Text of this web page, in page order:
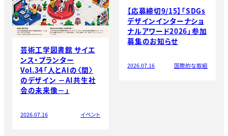
芸術工学図書館 サイエ
ンス・プランター
Vol.34「人とAIの〈間〉
のデザイン －AI共生社
会の未来像－」
2026.07.16 イベント
【応募締切9/15】「SDGs
デザインインターナショ
ナルアワード2026」参加
募集のお知らせ
2026.07.16 国際的な取組